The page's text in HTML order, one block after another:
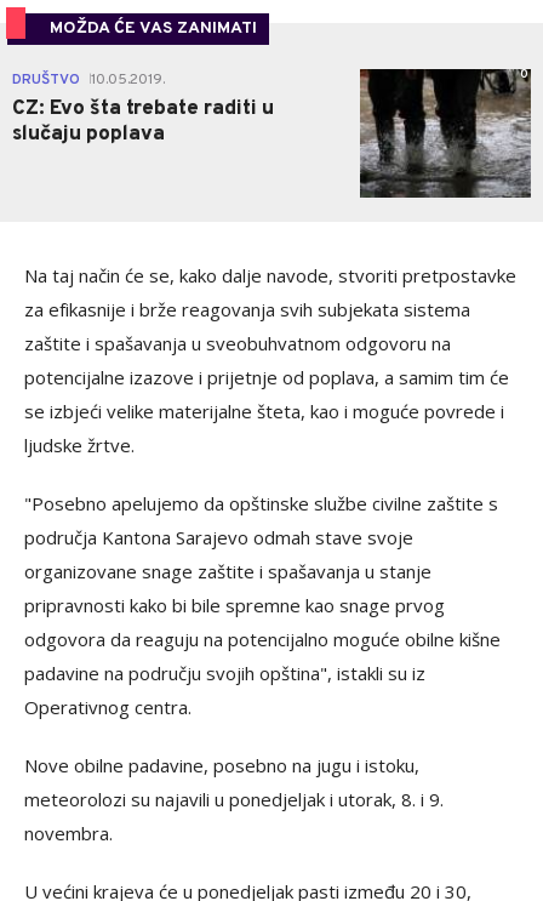
MOŽDA ĆE VAS ZANIMATI
DRUŠTVO 10.05.2019.
CZ: Evo šta trebate raditi u
slučaju poplava
0
Na taj način će se, kako dalje navode, stvoriti pretpostavke
za efikasnije i brže reagovanja svih subjekata sistema
zaštite i spašavanja u sveobuhvatnom odgovoru na
potencijalne izazove i prijetnje od poplava, a samim tim će
se izbjeći velike materijalne šteta, kao i moguće povrede i
ljudske žrtve.
"Posebno apelujemo da opštinske službe civilne zaštite s
područja Kantona Sarajevo odmah stave svoje
organizovane snage zaštite i spašavanja u stanje
pripravnosti kako bi bile spremne kao snage prvog
odgovora da reaguju na potencijalno moguće obilne kišne
padavine na području svojih opština", istakli su iz
Operativnog centra.
Nove obilne padavine, posebno na jugu i istoku,
meteorolozi su najavili u ponedjeljak i utorak, 8. i 9.
novembra.
U većini krajeva će u ponedjeljak pasti između 20 i 30,